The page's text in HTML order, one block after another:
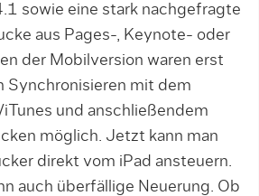
sowie eine stark nachgefragte
aus Pages-, Keynote- oder
der Mobilversion waren erst
Synchronisieren mit dem
und anschließendem
möglich. Jetzt kann man
direkt vom iPad ansteuern.
auch überfällige Neuerung. Ob